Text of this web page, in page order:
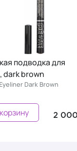
подводка для
dark brown
Dark Brown
2